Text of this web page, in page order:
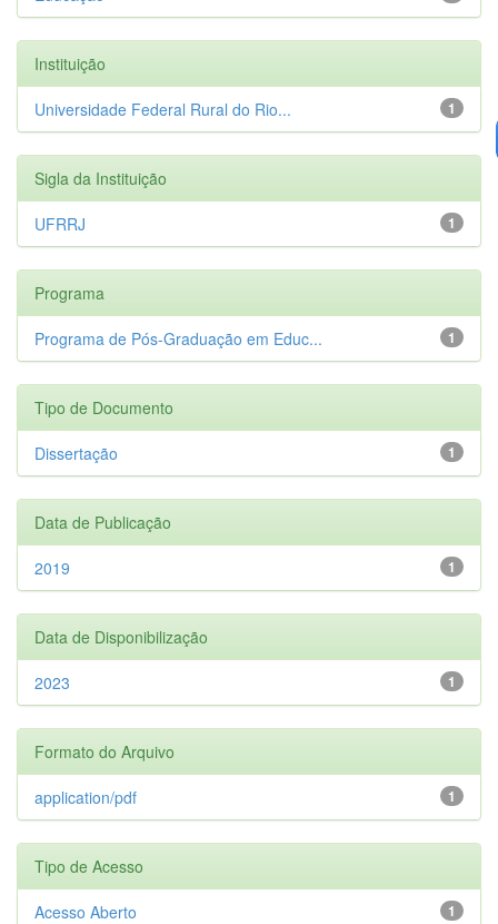
Instituição
1
Universidade Federal Rural do Rio...
Sigla da Instituição
1
UFRRJ
Programa
1
Programa de Pós-Graduação em Educ...
Tipo de Documento
1
Dissertação
Data de Publicação
1
2019
Data de Disponibilização
1
2023
Formato do Arquivo
1
application/pdf
Tipo de Acesso
1
Acesso Aberto